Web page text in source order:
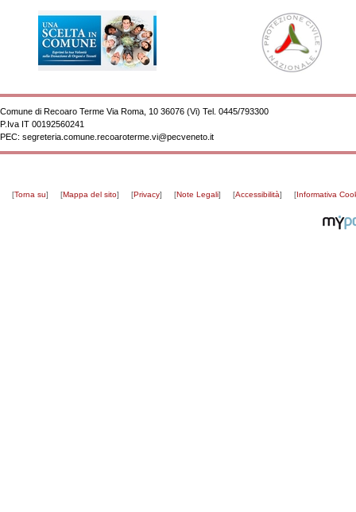
Comune di Recoaro Terme Via Roma, 10 36076 (Vi) Tel. 0445/793300
P.Iva IT 00192560241
PEC: segreteria.comune.recoaroterme.vi@pecveneto.it
[Torna su] [Mappa del sito] [Privacy] [Note Legali] [Accessibilità] [Informativa